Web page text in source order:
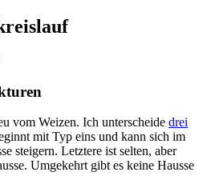
vom Weizen. Ich unter­scheide drei
mit Typ eins und kann sich im
steigern. Letztere ist selten, aber
Umgekehrt gibt es keine Hausse